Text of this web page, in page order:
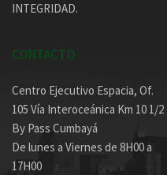
INTEGRIDAD.
CONTACTO
Centro Ejecutivo Espacia, Of.
105 Vía Interoceánica Km 10 1/2
By Pass Cumbayá
De lunes a Viernes de 8H00 a
17H00